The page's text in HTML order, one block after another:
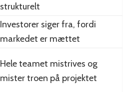
strukturelt
Investorer siger fra, fordi
markedet er mættet
Hele teamet mistrives og
mister troen på projektet